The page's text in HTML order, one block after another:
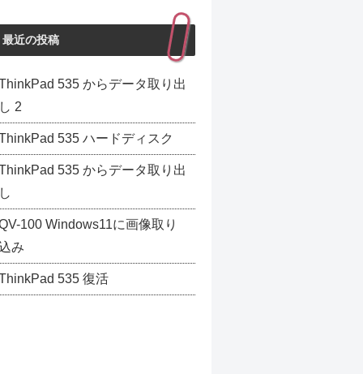
some 　　　　　pictures or video so
最近の投稿
535 からデータ取り出
し 2
535 ハードディスク
535 からデータ取り出
し
100 Windows11に画像取り
み
535 復活